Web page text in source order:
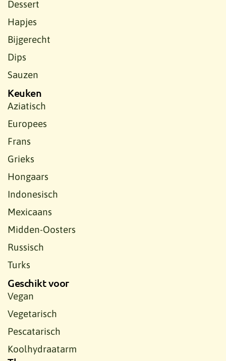
Dessert
Hapjes
Bijgerecht
Dips
Sauzen
Keuken
Aziatisch
Europees
Frans
Grieks
Hongaars
Indonesisch
Mexicaans
Midden-Oosters
Russisch
Turks
Geschikt voor
Vegan
Vegetarisch
Pescatarisch
Koolhydraatarm